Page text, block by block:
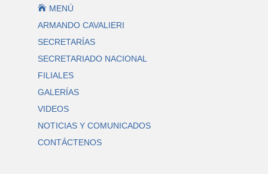
 MENÚ
ARMANDO CAVALIERI
SECRETARÍAS
SECRETARIADO NACIONAL
FILIALES
GALERÍAS
VIDEOS
NOTICIAS Y COMUNICADOS
CONTÁCTENOS